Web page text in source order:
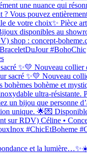
✨💛 Nouveau collier
et la